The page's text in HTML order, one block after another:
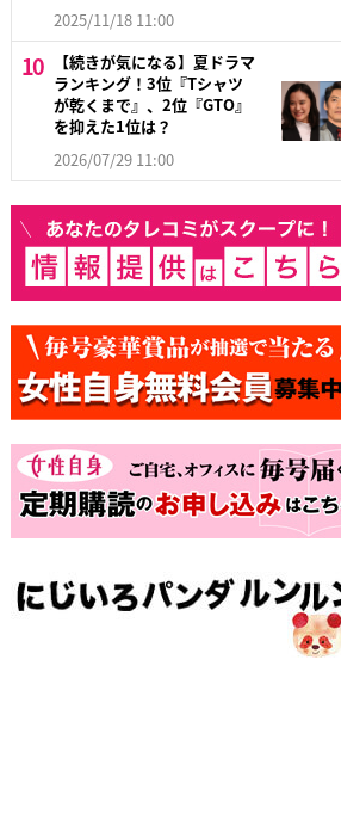
2025/11/18 11:00
【続きが気になる】夏ドラマ
ランキング！3位『Tシャツ
が乾くまで』、2位『GTO』
を抑えた1位は？
2026/07/29 11:00